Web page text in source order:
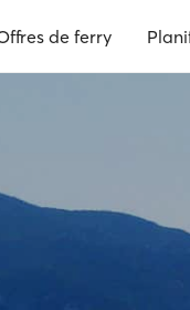
de ferry